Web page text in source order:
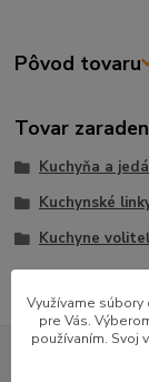
Pôvod tovaru
Tovar
Kuchyňa a
Kuchynské
Kuchyne
Využívame
pre Vás.
používaním. Svoj